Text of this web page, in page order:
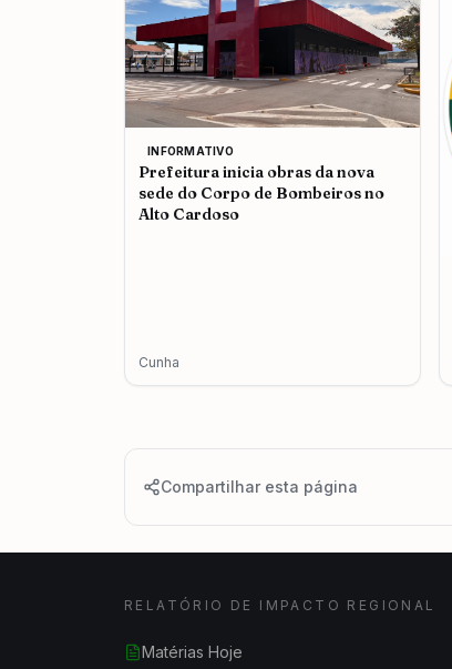
INFORMATIVO
Prefeitura inicia obras da nova
sede do Corpo de Bombeiros no
Alto Cardoso
Cunha
Compartilhar esta página
RELATÓRIO DE IMPACTO REGIONAL
Matérias Hoje